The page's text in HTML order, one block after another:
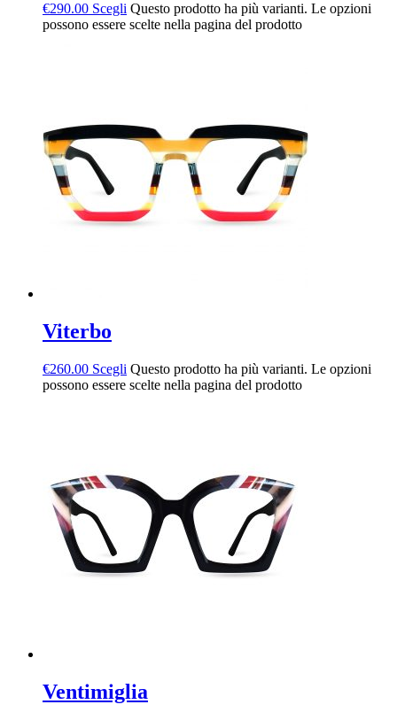
€290.00 Scegli Questo prodotto ha più varianti. Le opzioni
possono essere scelte nella pagina del prodotto
Viterbo
€260.00 Scegli Questo prodotto ha più varianti. Le opzioni
possono essere scelte nella pagina del prodotto
Ventimiglia